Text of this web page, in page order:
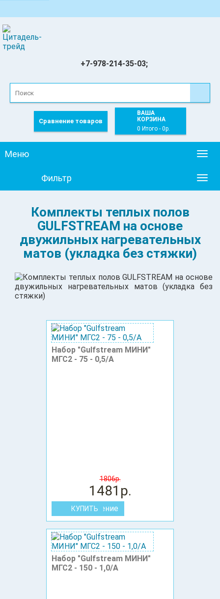
+7-978-214-35-03;
Сравнение товаров
ВАША
КОРЗИНА
0 Итого - 0р.
Меню
Фильтр
Комплекты теплых полов
GULFSTREAM на основе
двужильных нагревательных
матов (укладка без стяжки)
Набор "Gulfstream МИНИ"
МГС2 - 75 - 0,5/А
1806р.
1481р.
В сравнение
Набор "Gulfstream МИНИ"
МГС2 - 150 - 1,0/А